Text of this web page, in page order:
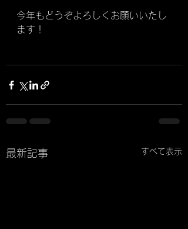
今年もどうぞよろしくお願いいたし
ます！
最新記事 すべて表示